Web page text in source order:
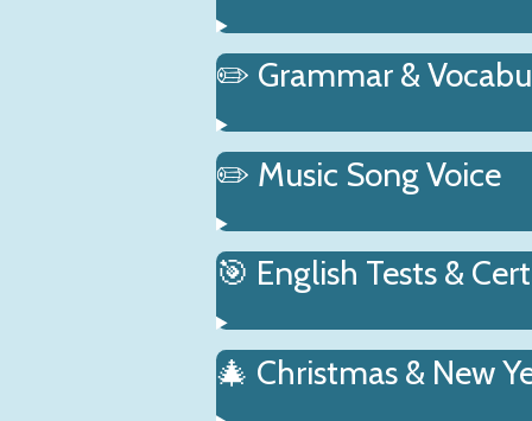
✏️ Grammar &
✏️ Music Song Voice
🎯 English Tests &
🎄 Christmas & New